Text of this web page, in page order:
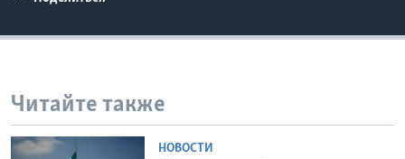
Языки
Читайте также
НОВОСТИ